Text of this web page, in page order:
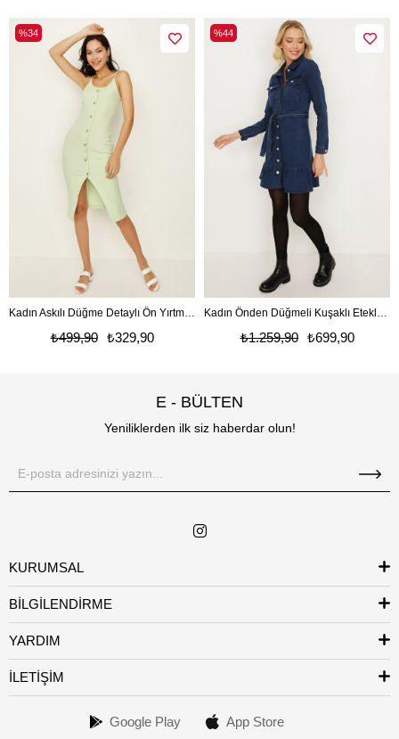
₺329,90
₺499,90
%34
₺699,90
₺1.259,90
%44
E - BÜLTEN
Yeniliklerden ilk siz haberdar olun!
KURUMSAL
BİLGİLENDİRME
YARDIM
İLETİŞİM
Google Play App Store